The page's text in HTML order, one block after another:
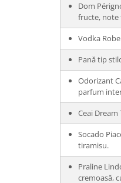
Dom
fructe, note
Vodka
Pană tip
Odorizant
parfum
Ceai
Socado
tiramisu.
Praline
cremoasă,